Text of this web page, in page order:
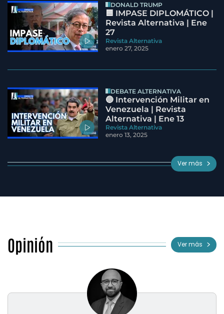
DONALD TRUMP
🟦 IMPASE DIPLOMÁTICO |
Revista Alternativa | Ene
27
Revista Alternativa
enero 27, 2025
DEBATE ALTERNATIVA
🔵 Intervención Militar en
Venezuela | Revista
Alternativa | Ene 13
Revista Alternativa
enero 13, 2025
Ver más
Opinión Ver más